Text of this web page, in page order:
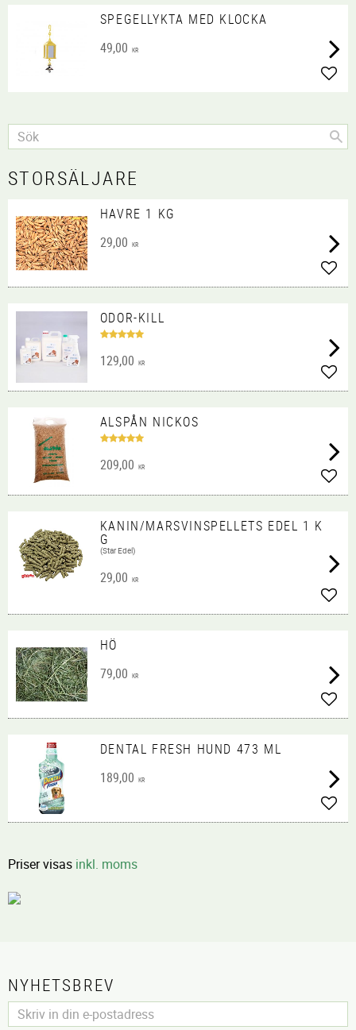
SPEGELLYKTA MED KLOCKA
49,00 KR
STORSÄLJARE
HAVRE 1 KG
29,00 KR
ODOR-KILL
129,00 KR
ALSPÅN NICKOS
209,00 KR
KANIN/MARSVINSPELLETS EDEL 1 K
G
(Star Edel)
29,00 KR
HÖ
79,00 KR
DENTAL FRESH HUND 473 ML
189,00 KR
Priser visas inkl. moms
NYHETSBREV